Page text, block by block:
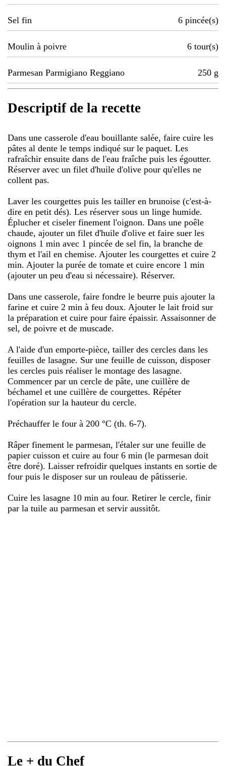
Sel fin 6 pincée(s)
Moulin à poivre 6 tour(s)
Parmesan Parmigiano Reggiano 250 g
Descriptif de la recette
Dans une casserole d'eau bouillante salée, faire cuire les
pâtes al dente le temps indiqué sur le paquet. Les
rafraîchir ensuite dans de l'eau fraîche puis les égoutter.
Réserver avec un filet d'huile d'olive pour qu'elles ne
collent pas.
Laver les courgettes puis les tailler en brunoise (c'est-à-
dire en petit dés). Les réserver sous un linge humide.
Éplucher et ciseler finement l'oignon. Dans une poêle
chaude, ajouter un filet d'huile d'olive et faire suer les
oignons 1 min avec 1 pincée de sel fin, la branche de
thym et l'ail en chemise. Ajouter les courgettes et cuire 2
min. Ajouter la purée de tomate et cuire encore 1 min
(ajouter un peu d'eau si nécessaire). Réserver.
Dans une casserole, faire fondre le beurre puis ajouter la
farine et cuire 2 min à feu doux. Ajouter le lait froid sur
la préparation et cuire pour faire épaissir. Assaisonner de
sel, de poivre et de muscade.
A l'aide d'un emporte-pièce, tailler des cercles dans les
feuilles de lasagne. Sur une feuille de cuisson, disposer
les cercles puis réaliser le montage des lasagne.
Commencer par un cercle de pâte, une cuillère de
béchamel et une cuillère de courgettes. Répéter
l'opération sur la hauteur du cercle.
Préchauffer le four à 200 °C (th. 6-7).
Râper finement le parmesan, l'étaler sur une feuille de
papier cuisson et cuire au four 6 min (le parmesan doit
être doré). Laisser refroidir quelques instants en sortie de
four puis le disposer sur un rouleau de pâtisserie.
Cuire les lasagne 10 min au four. Retirer le cercle, finir
par la tuile au parmesan et servir aussitôt.
Le + du Chef